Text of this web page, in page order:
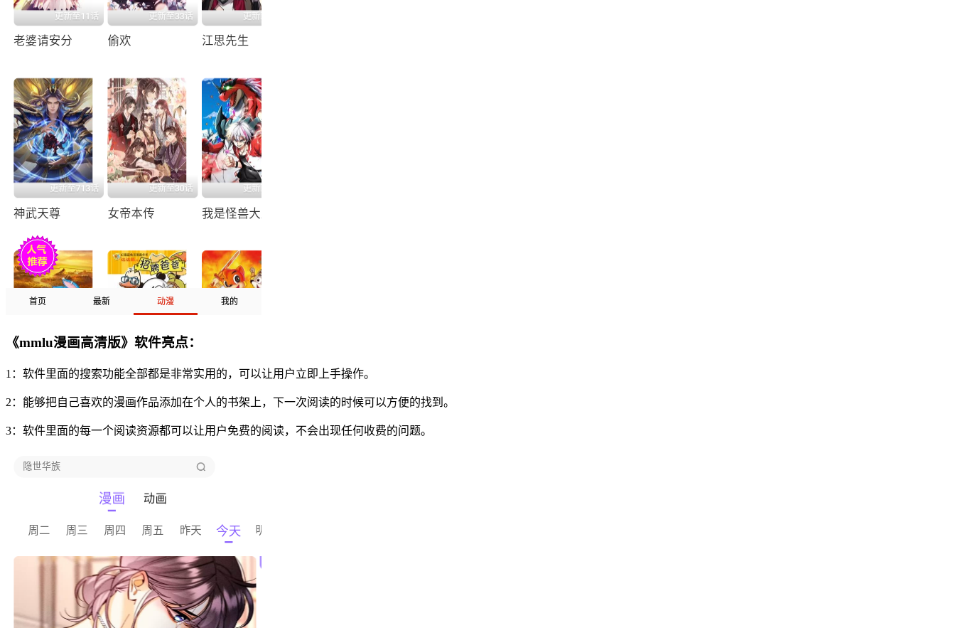
《mmlu漫画高清版》软件亮点：
1：软件里面的搜索功能全部都是非常实用的，可以让用户立即上手操作。
2：能够把自己喜欢的漫画作品添加在个人的书架上，下一次阅读的时候可以方便的找到。
3：软件里面的每一个阅读资源都可以让用户免费的阅读，不会出现任何收费的问题。